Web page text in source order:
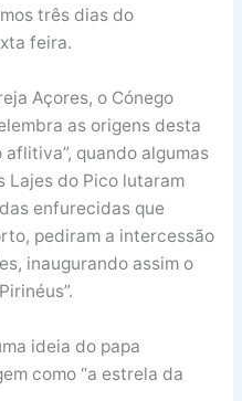
três dias do
feira.
Açores, o Cónego
as origens desta
quando algumas
Lajes do Pico lutaram
enfurecidas que
pediram a intercessão
inaugurando assim o
ideia do papa
como “a estrela da